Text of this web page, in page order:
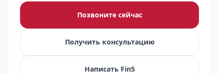
Позвоните сейчас
Получить консультацию
Написать Fin5